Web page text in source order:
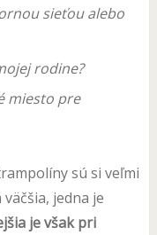
sieťou alebo
rodine?
miesto pre
sú si veľmi
jedna je
je však pri